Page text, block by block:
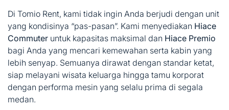
Di Tomio Rent, kami tidak ingin Anda berjudi dengan unit
yang kondisinya “pas-pasan”. Kami menyediakan Hiace
Commuter untuk kapasitas maksimal dan Hiace Premio
bagi Anda yang mencari kemewahan serta kabin yang
lebih senyap. Semuanya dirawat dengan standar ketat,
siap melayani wisata keluarga hingga tamu korporat
dengan performa mesin yang selalu prima di segala
medan.